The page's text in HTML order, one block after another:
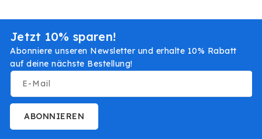
Jetzt 10% sparen!
Abonniere unseren Newsletter und erhalte 10% Rabatt
auf deine nächste Bestellung!
E-Mail
ABONNIEREN